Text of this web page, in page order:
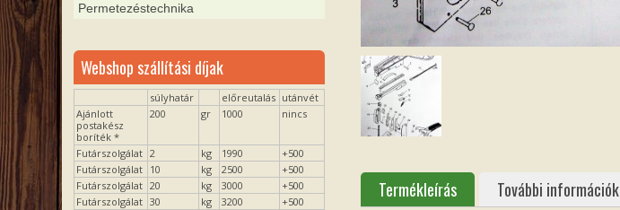
Termékleírás
További információk
Permetezéstechnika
Webshop szállítási díjak
súlyhatár előreutalás utánvét
Ajánlott
postakész
boríték *
200 gr 1000 nincs
Futárszolgálat 2 kg 1990
+500
Futárszolgálat 10 kg 2500
+500
Futárszolgálat 20 kg 3000
+500
Futárszolgálat 30 kg 3200
+500